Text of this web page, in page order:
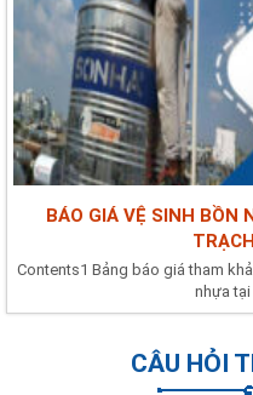
BÁO GIÁ VỆ SINH BỒN
Contents1 Bảng báo giá tham
nhựa tại
CÂU HỎI